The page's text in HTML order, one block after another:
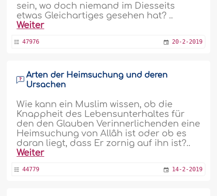
sein, wo doch niemand im Diesseits
etwas Gleichartiges gesehen hat? ..
Weiter
47976 20-2-2019
Arten der Heimsuchung und deren
Ursachen
Wie kann ein Muslim wissen, ob die
Knappheit des Lebensunterhaltes für
den den Glauben Verinnerlichenden eine
Heimsuchung von Allâh ist oder ob es
daran liegt, dass Er zornig auf ihn ist?..
Weiter
44779 14-2-2019